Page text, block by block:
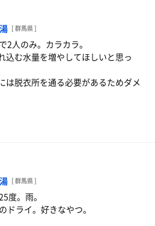
良いでしょう！
をはさむ。これまた気持ちがいい。
る心地よさ。
した。
色にも圧倒されました。
でした。
[ 群馬県 ]
2人のみ。カラカラ。
込む水量を増やしてほしいと思っ
は脱衣所を通る必要があるためダメ
[ 群馬県 ]
度。雨。
ドライ。好きなやつ。